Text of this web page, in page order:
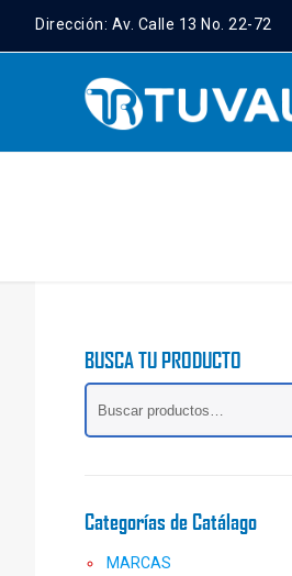
Dirección: Av. Calle 13 No. 22-72
BUSCA TU PRODUCTO
Categorías de Catálago
MARCAS